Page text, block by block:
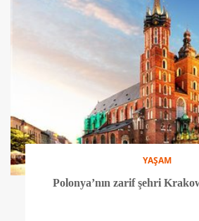
YAŞAM
Polonya’nın zarif şehri